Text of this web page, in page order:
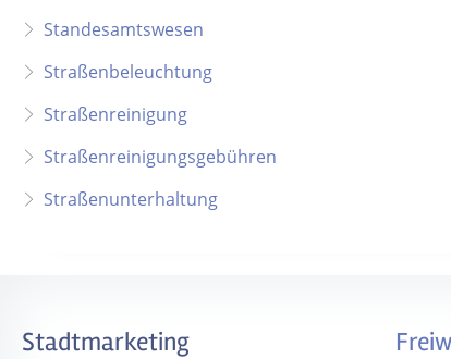
Standesamtswesen
Straßenbeleuchtung
Straßenreinigung
Straßenreinigungsgebühren
Straßenunterhaltung
Stadtmarketing